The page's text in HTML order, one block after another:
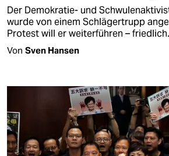
Der Demokratie- und
wurde von einem Schlägertrupp
Protest will er weiterführen – friedlich.
Von Sven Hansen